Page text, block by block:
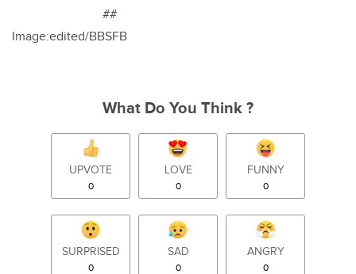
##
Image:edited/BBSFB
What Do You Think ?
UPVOTE
0
LOVE
0
FUNNY
0
SURPRISED
0
SAD
0
ANGRY
0